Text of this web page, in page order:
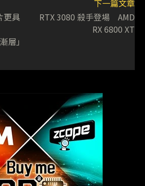
更具
層」
下一篇文章
RTX 3080 殺手登場 AMD
RX 6800 XT